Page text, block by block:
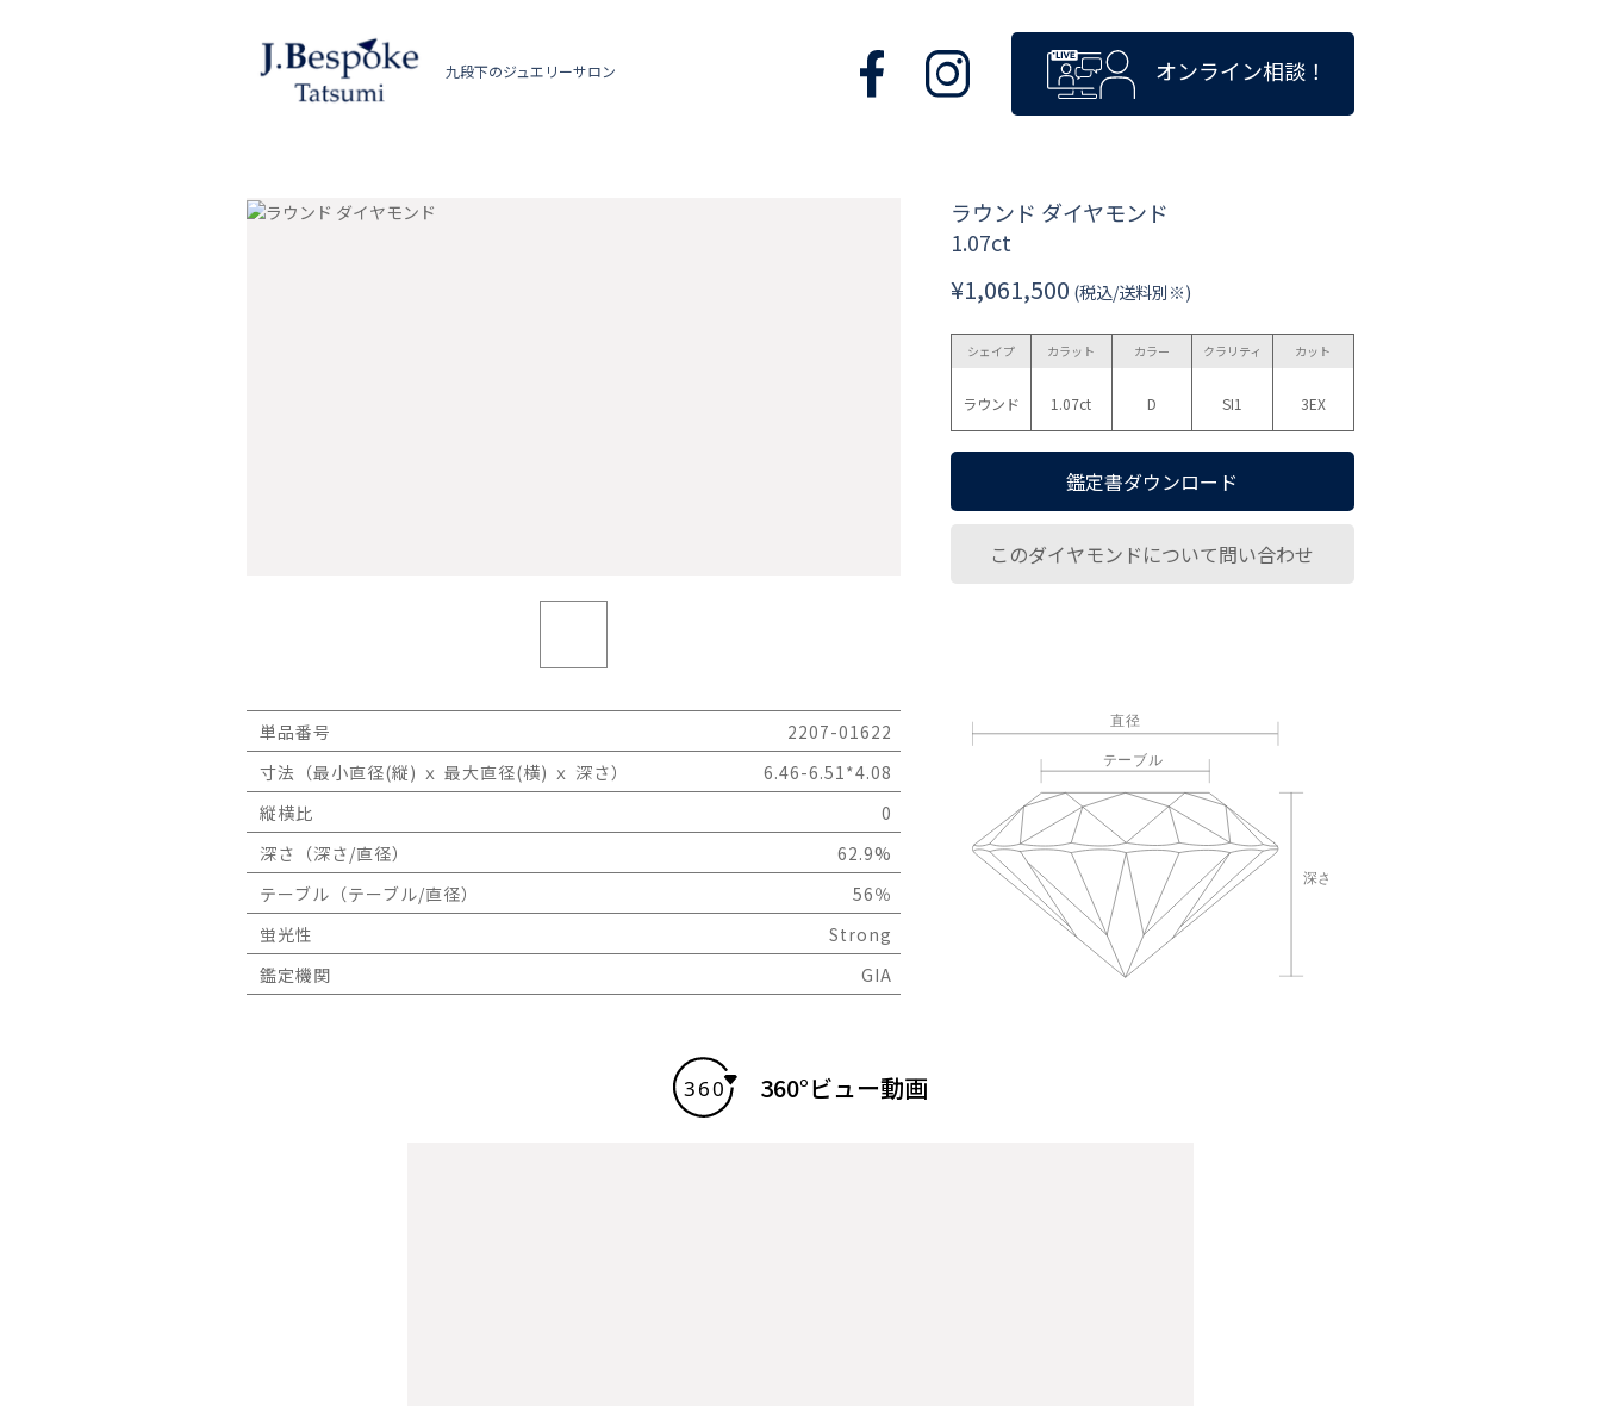
九段下のジュエリーサロン オンライン相談！
ラウンド ダイヤモンド
1.07ct
¥1,061,500 (税込/送料別※)
シェイプ
ラウンド
カラット
1.07ct
カラー
D
クラリティ
SI1
カット
3EX
鑑定書ダウンロード
このダイヤモンドについて問い合わせ
単品番号
2207-01622
寸法（最小直径(縦) ｘ 最大直径(横) ｘ 深さ）
6.46-6.51*4.08
縦横比
0
深さ（深さ/直径）
62.9%
テーブル（テーブル/直径）
56％
蛍光性
Strong
鑑定機関
GIA
360°ビュー動画